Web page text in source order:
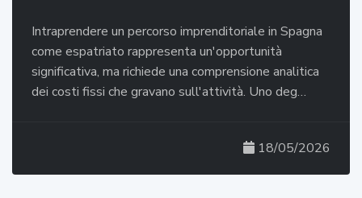
Intraprendere un percorso imprenditoriale in Spagna
come espatriato rappresenta un'opportunità
significativa, ma richiede una comprensione analitica
dei costi fissi che gravano sull'attività. Uno deg…
18/05/2026